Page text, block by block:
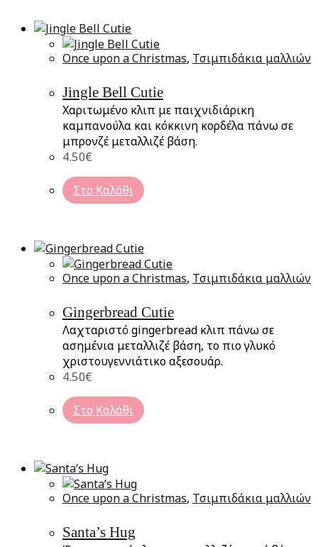
Once upon a Christmas, Τσιμπιδάκια μαλλιών
Jingle Bell Cutie
Χαριτωμένο κλιπ με παιχνιδιάρικη
καμπανούλα και κόκκινη κορδέλα πάνω σε
μπρονζέ μεταλλιζέ βάση.
4.50€
Στο Καλάθι
Once upon a Christmas, Τσιμπιδάκια μαλλιών
Gingerbread Cutie
Λαχταριστό gingerbread κλιπ πάνω σε
ασημένια μεταλλιζέ βάση, το πιο γλυκό
χριστουγεννιάτικο αξεσουάρ.
4.50€
Στο Καλάθι
Once upon a Christmas, Τσιμπιδάκια μαλλιών
Santa’s Hug